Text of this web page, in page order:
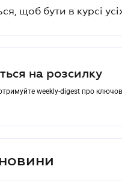
щоб бути в курсі
на розсилку
weekly-digest про